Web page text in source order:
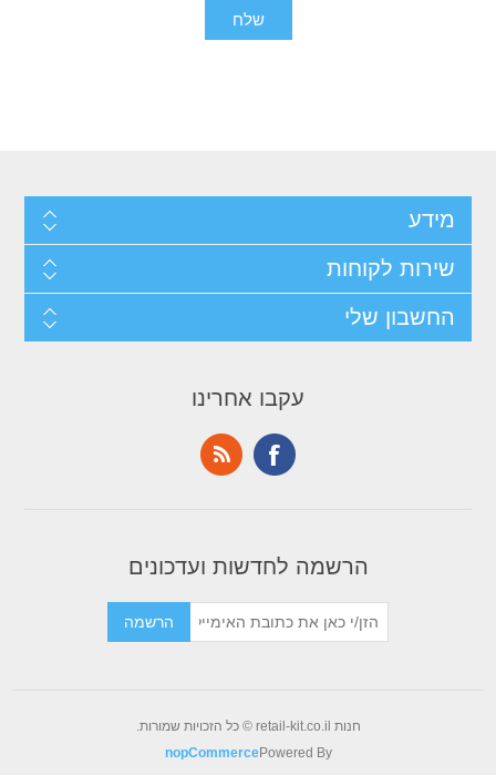
מידע
שירות לקוחות
החשבון שלי
עקבו אחרינו
הרשמה לחדשות ועדכונים
חנות retail-kit.co.il © כל הזכויות שמורות.
Powered By
nopCommerce